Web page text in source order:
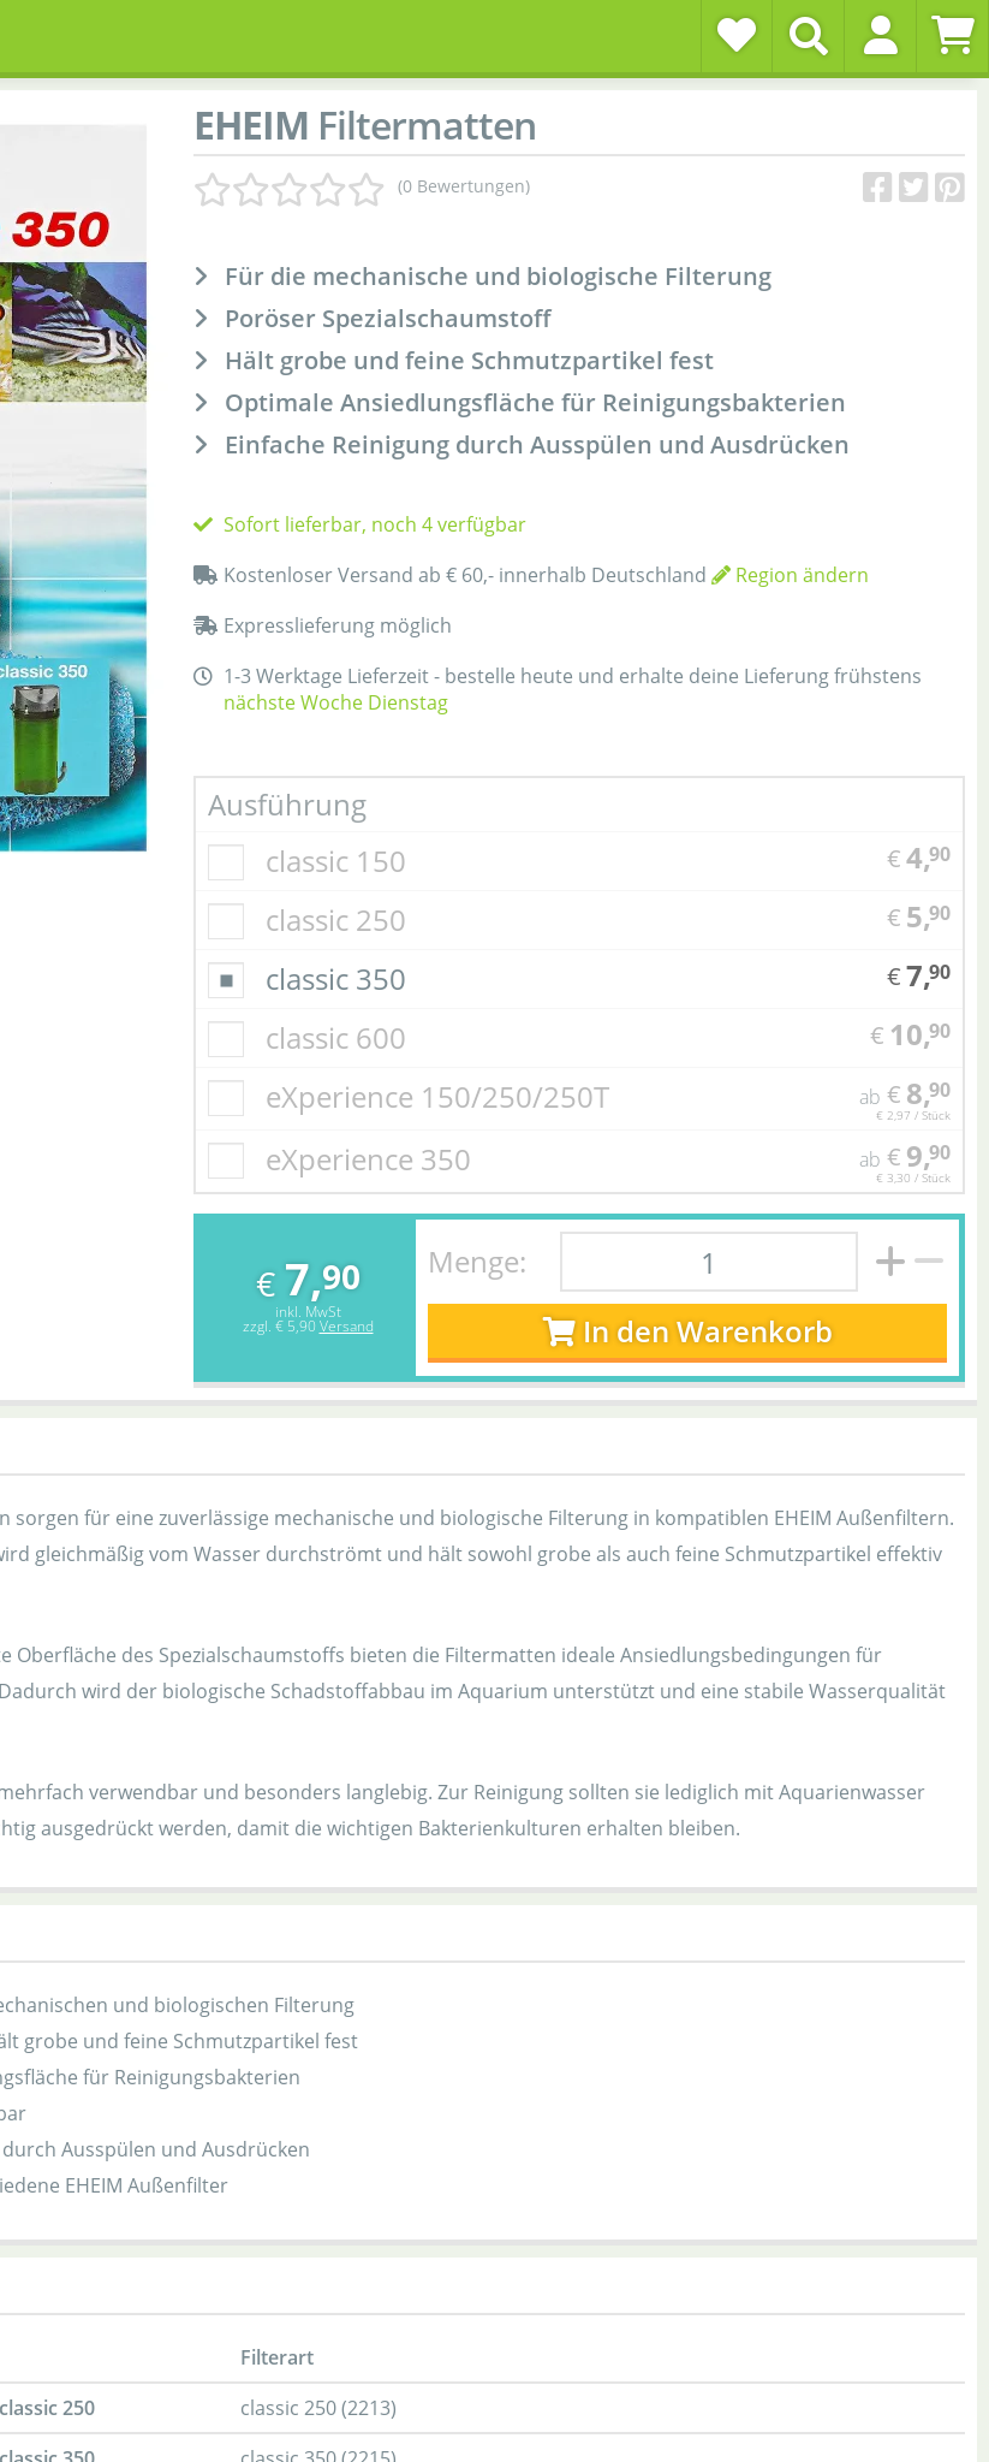
EHEIM Filtermatten
(0 Bewertungen)
Für die mechanische und biologische Filterung
Poröser Spezialschaumstoff
Hält grobe und feine Schmutzpartikel fest
Optimale Ansiedlungsfläche für Reinigungsbakterien
Einfache Reinigung durch Ausspülen und Ausdrücken
Sofort lieferbar, noch 4 verfügbar
Kostenloser Versand ab € 60,- innerhalb Deutschland
Region ändern
Expresslieferung möglich
1-3 Werktage Lieferzeit - bestelle heute und erhalte deine Lieferung frühstens
nächste Woche Dienstag
Ausführung
classic 150
€4,90
classic 250 € 5,90
classic 350 €7,90
classic 600 € 10,90
eXperience 150/250/250T ab € 8,90
€ 2,97 / Stück
eXperience 350 ab € 9,90
€ 3,30 / Stück
€ 7,90
inkl. MwSt
zzgl. € 5,90 Versand
Menge:
In den Warenkorb
sorgen für eine zuverlässige mechanische und biologische Filterung in kompatiblen EHEIM Außenfiltern.
gleichmäßig vom Wasser durchströmt und hält sowohl grobe als auch feine Schmutzpartikel effektiv
Oberfläche des Spezialschaumstoffs bieten die Filtermatten ideale Ansiedlungsbedingungen für
wird der biologische Schadstoffabbau im Aquarium unterstützt und eine stabile Wasserqualität
verwendbar und besonders langlebig. Zur Reinigung sollten sie lediglich mit Aquarienwasser
ausgedrückt werden, damit die wichtigen Bakterienkulturen erhalten bleiben.
und biologischen Filterung
grobe und feine Schmutzpartikel fest
für Reinigungsbakterien
Ausspülen und Ausdrücken
EHEIM Außenfilter
Filterart
250
classic 250 (2213)